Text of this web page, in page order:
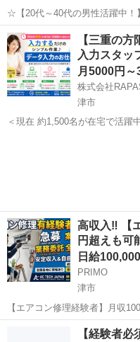
☆【20代～40代の男性活躍中！
造のお仕事｜入社祝い金30万
に最適なワンルーム社宅あり◎ 自動車の製造 三重県いなべ市の工場
で、人気のトヨタ車を製...
三重 いなべ市 桑名駅
【三重の
入力スタッ
月5000円～
株式会社
津市
＜現在 約1,500名が在宅で活躍中＞ ＼未経験から始められる在
高収入‼️ 【
円超えも可
日給
PRIMO
津市
【エアコン修理経験者】月収
価案件多数｜夏に向けて今が最高のスター
コン修理・メンテナンススタ
その他
【経験者